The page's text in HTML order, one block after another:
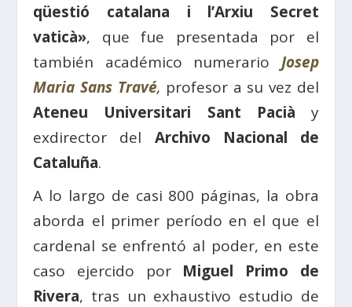
qüestió catalana i l’Arxiu Secret
vaticà», que fue presentada por el
también académico numerario Josep
Maria Sans Travé, profesor a su vez del
Ateneu Universitari Sant Pacià y
exdirector del Archivo Nacional de
Cataluña.
A lo largo de casi 800 páginas, la obra
aborda el primer período en el que el
cardenal se enfrentó al poder, en este
caso ejercido por Miguel Primo de
Rivera, tras un exhaustivo estudio de